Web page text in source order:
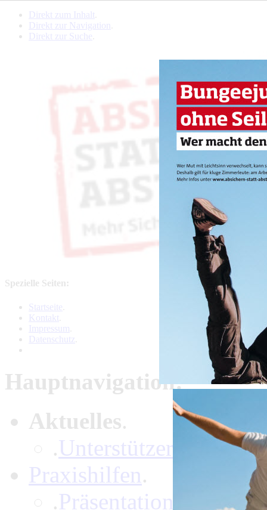
Direkt zum Inhalt
Direkt zur Navigation
Direkt zur Suche
Spezielle Seiten:
Startseite
Kontakt
Impressum
Datenschutz
Hauptnavigation:
Aktuelles.
.Unterstützer
Praxishilfen.
.Präsentationen